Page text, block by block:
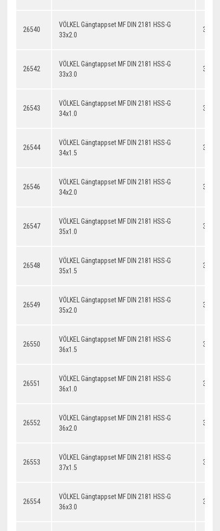
26540
VÖLKEL Gängtappset MF DIN 2181 HSS-G
33x2.0
26542
VÖLKEL Gängtappset MF DIN 2181 HSS-G
33x3.0
26543
VÖLKEL Gängtappset MF DIN 2181 HSS-G
34x1.0
26544
VÖLKEL Gängtappset MF DIN 2181 HSS-G
34x1.5
26546
VÖLKEL Gängtappset MF DIN 2181 HSS-G
34x2.0
26547
VÖLKEL Gängtappset MF DIN 2181 HSS-G
35x1.0
26548
VÖLKEL Gängtappset MF DIN 2181 HSS-G
35x1.5
26549
VÖLKEL Gängtappset MF DIN 2181 HSS-G
35x2.0
26550
VÖLKEL Gängtappset MF DIN 2181 HSS-G
36x1.5
26551
VÖLKEL Gängtappset MF DIN 2181 HSS-G
36x1.0
26552
VÖLKEL Gängtappset MF DIN 2181 HSS-G
36x2.0
26553
VÖLKEL Gängtappset MF DIN 2181 HSS-G
37x1.5
26554
VÖLKEL Gängtappset MF DIN 2181 HSS-G
36x3.0